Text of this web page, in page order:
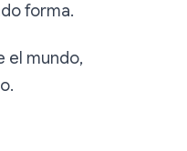
forma.
el mundo,